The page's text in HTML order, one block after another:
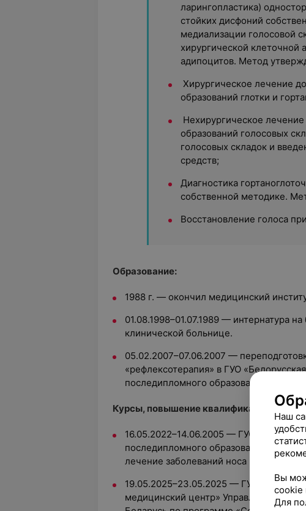
ларингопластика)
стойких дисфоний
медиализации голосовой
хирургической клеточной
адипоцитов. Метод
Хирургическое лечение
образований глотки и
Нехирургическое
образований голосовых
голосовых складок и
средств;
Диагностика
собственной методике.
Восстановление голоса
Образование:
1988 г. — окончил медицинский
01.08.1998–01.07.1989 — интернатура на
клинической больнице.
05.02.2007–07.06.2007 —
«рефлексотерапия» в ГУО
последипломного образования»
Курсы, повышение квалификации:
16.05.2022–14.06.2005 — ГУО
последипломного образования» по
лечение заболеваний носа и
19.05.2025–23.05.2025 — ГУ
медицинский центр» Управления
Наш
Вы
cookie
Для